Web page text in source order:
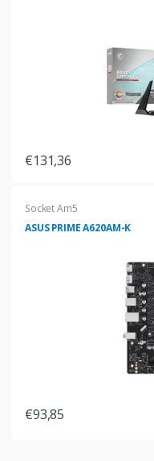
€131,36
Socket Am5
ASUS PRIME A620AM-K
€93,85